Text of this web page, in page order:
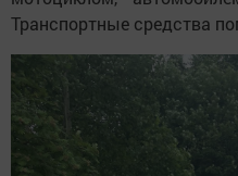
Транспортные средства